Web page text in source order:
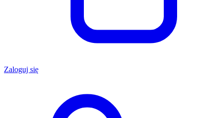
Zaloguj się